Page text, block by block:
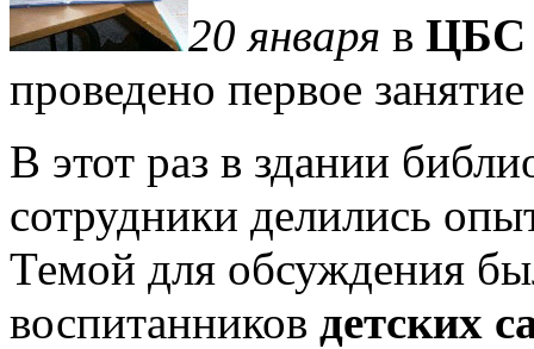
20 января в ЦБС
проведено первое
В этот раз в здании
сотрудники делились
Темой для обсуждения
воспитанников детских